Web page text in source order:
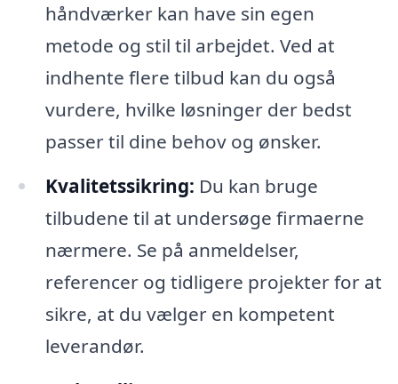
håndværker kan have sin egen
metode og stil til arbejdet. Ved at
indhente flere tilbud kan du også
vurdere, hvilke løsninger der bedst
passer til dine behov og ønsker.
Kvalitetssikring: Du kan bruge
tilbudene til at undersøge firmaerne
nærmere. Se på anmeldelser,
referencer og tidligere projekter for at
sikre, at du vælger en kompetent
leverandør.